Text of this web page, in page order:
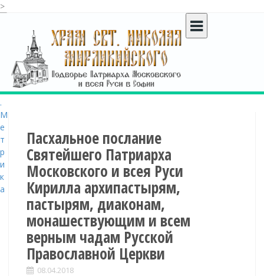
>
c
o
n
t
e
n
t
Пасхальное послание
Святейшего Патриарха
Московского и всея Руси
Кирилла архипастырям,
пастырям, диаконам,
монашествующим и всем
верным чадам Русской
Православной Церкви
08.04.2018